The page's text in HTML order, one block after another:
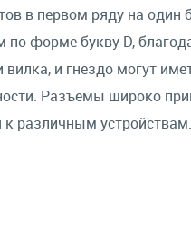
в первом ряду на
форме букву D,
и гнездо могут
Разъемы широко
различным